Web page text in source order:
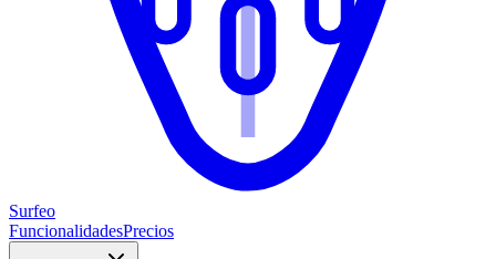
Surfeo
FuncionalidadesPrecios